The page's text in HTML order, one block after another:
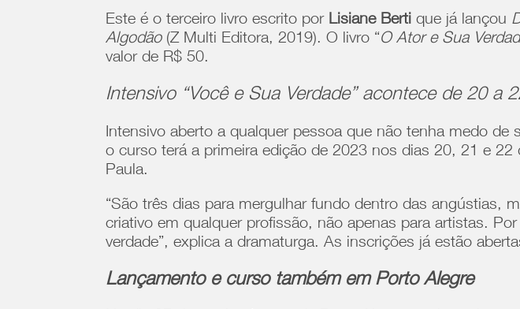
Este é o terceiro livro escrito por Lisiane Berti que já lançou
Algodão (Z Multi Editora, 2019). O livro “O Ator e Sua
valor de R$ 50.
Intensivo “Você e Sua Verdade” acontece de 20 a
Intensivo aberto a qualquer pessoa que não tenha medo
o curso terá a primeira edição de 2023 nos dias 20, 21 e
Paula.
“São três dias para mergulhar fundo dentro das angústias,
criativo em qualquer profissão, não apenas para artistas.
verdade”, explica a dramaturga. As inscrições já estão
Lançamento e curso também em Porto Alegre